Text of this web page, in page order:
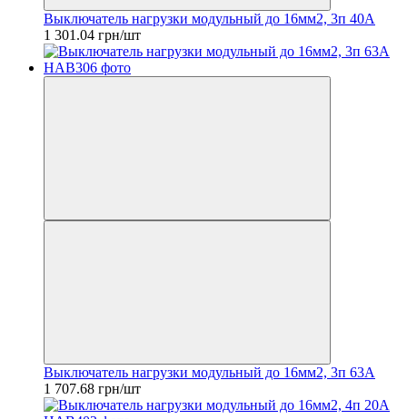
Выключатель нагрузки модульный до 16мм2, 3п 40А
1 301.04 грн/шт
Выключатель нагрузки модульный до 16мм2, 3п 63А
1 707.68 грн/шт